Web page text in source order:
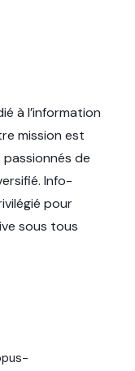
à l’information
mission est
passionnés de
Info-
pour
sous tous